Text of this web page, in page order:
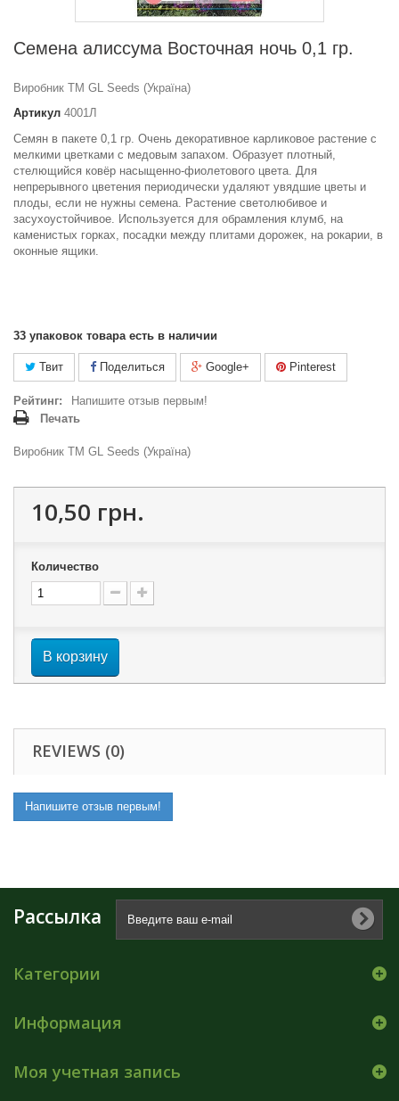
Семена алиссума Восточная ночь 0,1 гр.
Виробник ТМ GL Seeds (Україна)
Артикул 4001Л
Семян в пакете 0,1 гр. Очень декоративное карликовое растение с
мелкими цветками с медовым запахом. Образует плотный,
стелющийся ковёр насыщенно-фиолетового цвета. Для
непрерывного цветения периодически удаляют увядшие цветы и
плоды, если не нужны семена. Растение светолюбивое и
засухоустойчивое. Используется для обрамления клумб, на
каменистых горках, посадки между плитами дорожек, на рокарии, в
оконные ящики.
33 упаковок товара есть в наличии
Твит Поделиться Google+ Pinterest
Рейтинг:
Напишите отзыв первым!
Печать
Виробник ТМ GL Seeds (Україна)
10,50 грн.
Количество
В корзину
REVIEWS (0)
Напишите отзыв первым!
Рассылка
Категории
Информация
Моя учетная запись